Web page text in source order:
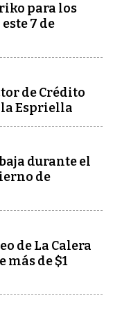
para los
7 de
de Crédito
Espriella
durante el
de
de La Calera
de $1